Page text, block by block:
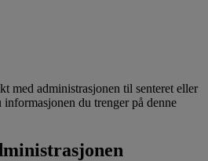
med administrasjonen til senteret eller
du trenger på denne